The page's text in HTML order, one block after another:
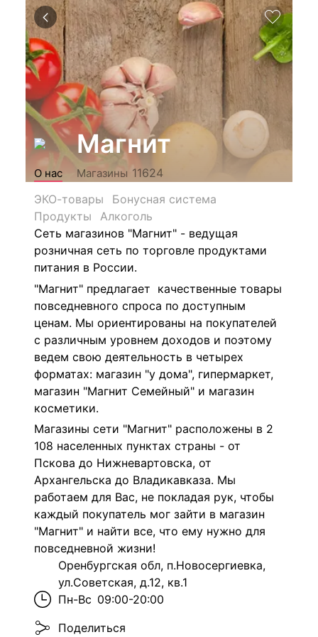
Магнит
О нас Магазины 11624
ЭКО-товары
Бонусная система
Продукты
Алкоголь
Сеть магазинов "Магнит" - ведущая
розничная сеть по торговле продуктами
питания в России.
"Магнит" предлагает качественные товары
повседневного спроса по доступным
ценам. Мы ориентированы на покупателей
с различным уровнем доходов и поэтому
ведем свою деятельность в четырех
форматах: магазин "у дома", гипермаркет,
магазин "Магнит Семейный" и магазин
косметики.
Магазины сети "Магнит" расположены в 2
108 населенных пунктах страны - от
Пскова до Нижневартовска, от
Архангельска до Владикавказа. Мы
работаем для Вас, не покладая рук, чтобы
каждый покупатель мог зайти в магазин
"Магнит" и найти все, что ему нужно для
повседневной жизни!
Оренбургская обл, п.Новосергиевка,
ул.Советская, д.12, кв.1
Пн-Вс 09:00-20:00
Поделиться